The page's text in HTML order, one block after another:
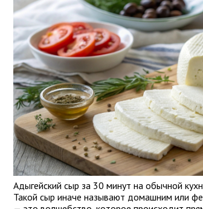
Адыгейский сыр за 30 минут на обычной
Такой сыр иначе называют домашним или